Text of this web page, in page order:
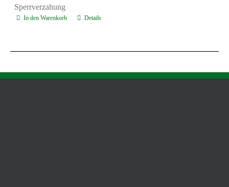
Sperrverzahung
In den Warenkorb Details